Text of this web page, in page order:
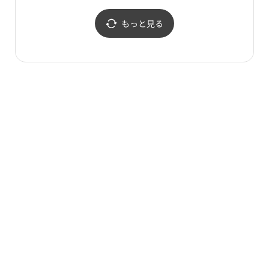
(아트박스 잠실새내점)
もっと見る